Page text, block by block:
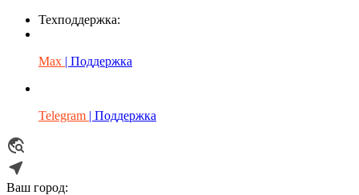
Техподдержка:
Max | Поддержка
Telegram | Поддержка
Ваш город: